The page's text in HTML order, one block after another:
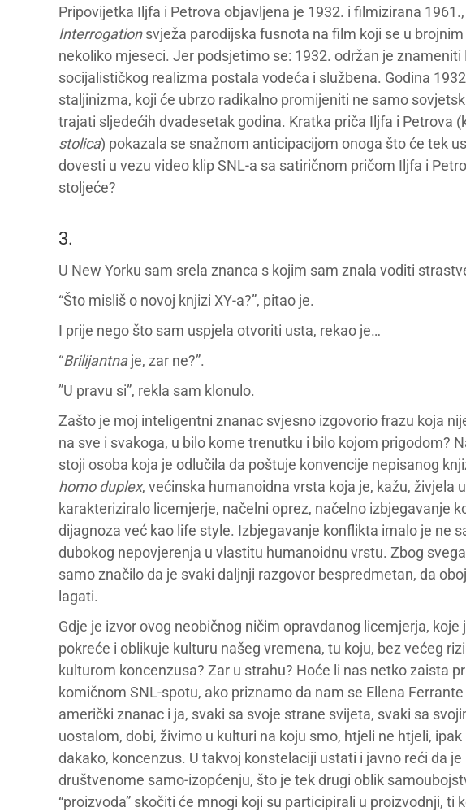
Pripovijetka Iljfa i Petrova objavljena je 1932. i filmizirana
Interrogationsvježa parodijska fusnota na film koji se u
nekoliko mjeseci. Jer podsjetimo se: 1932. održan je
socijalističkog realizma postala vodeća i službena. Godina
staljinizma, koji će ubrzo radikalno promijeniti ne samo
trajati sljedećih dvadesetak godina. Kratka priča Iljfa i Petrova
stolica) pokazala se snažnom anticipacijom onoga što će tek
dovesti u vezu video klip SNL-a sa satiričnom pričom Iljfa i
stoljeće?
3.
U New Yorku sam srela znanca s kojim sam znala voditi
“Što misliš o novoj knjizi XY-a?”, pitao je.
I prije nego što sam uspjela otvoriti usta, rekao je…
“Brilijantnaje, zar ne?”.
”U pravu si”, rekla sam klonulo.
Zašto je moj inteligentni znanac svjesno izgovorio frazu koja
na sve i svakoga, u bilo kome trenutku i bilo kojom prigodom?
stoji osoba koja je odlučila da poštuje konvencije nepisanog
homo duplex, većinska humanoidna vrsta koja je, kažu, živjela
karakteriziralo licemjerje, načelni oprez, načelno izbjegavanje
dijagnoza već kao life style. Izbjegavanje konflikta imalo je ne
dubokog nepovjerenja u vlastitu humanoidnu vrstu. Zbog
samo značilo da je svaki daljnji razgovor bespredmetan, da
lagati.
Gdje je izvor ovog neobičnog ničim opravdanog licemjerja,
pokreće i oblikuje kulturu našeg vremena, tu koju, bez većeg
kulturom koncenzusa? Zar u strahu? Hoće li nas netko zaista
komičnom SNL-spotu, ako priznamo da nam se Ellena
američki znanac i ja, svaki sa svoje strane svijeta, svaki sa
uostalom, dobi, živimo u kulturi na koju smo, htjeli ne htjeli,
dakako, koncenzus. U takvoj konstelaciji ustati i javno reći da je
društvenome samo-izopćenju, što je tek drugi oblik
“proizvoda” skočiti će mnogi koji su participirali u proizvodnji, ti